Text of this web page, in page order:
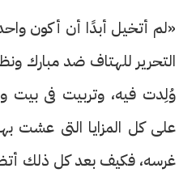
«لم أتخيل أبدًا أن أكون
التحرير للهتاف ضد مبارك
وُلِدت فيه، وتربيت فى
على كل المزايا التى عشت
غرسه، فكيف بعد كل ذلك